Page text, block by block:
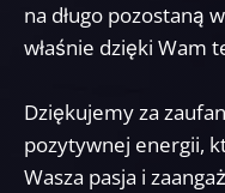
na długo pozostaną
właśnie dzięki Wam
Dziękujemy za
pozytywnej energii,
Wasza pasja i